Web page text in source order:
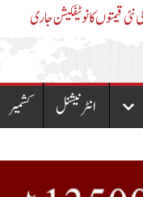
انٹرنیشنل کشمیر